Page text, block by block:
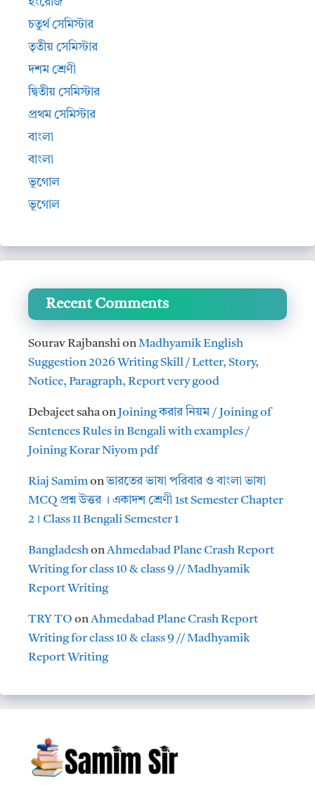
ইংরেজি
চতুর্থ সেমিস্টার
তৃতীয় সেমিস্টার
দশম শ্রেণী
দ্বিতীয় সেমিস্টার
প্রথম সেমিস্টার
বাংলা
বাংলা
ভূগোল
ভূগোল
Recent Comments
Sourav RajbanshionMadhyamik English
Suggestion 2026 Writing Skill / Letter, Story,
Notice, Paragraph, Report very good
Debajeet sahaon Joining করার নিয়ম / Joining of
Sentences Rules in Bengali with examples /
Joining Korar Niyom pdf
Riaj Samimonভারতের ভাষা পরিবার ও বাংলা ভাষা
MCQ প্রশ্ন উত্তর । একাদশ শ্রেণী 1st Semester Chapter
2। Class 11 Bengali Semester 1
BangladeshonAhmedabad Plane Crash Report
Writing for class 10 & class 9 // Madhyamik
Report Writing
TRY TO onAhmedabad Plane Crash Report
Writing for class 10 & class 9 // Madhyamik
Report Writing